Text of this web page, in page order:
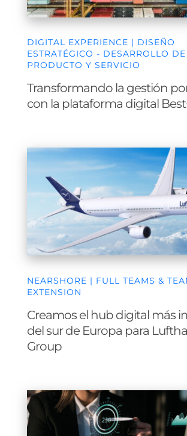
DIGITAL EXPERIENCE | DISEÑO
ESTRATÉGICO - DESARROLLO DE
PRODUCTO Y SERVICIO
Transformando la gestión
con la plataforma digital
NEARSHORE | FULL TEAMS &
EXTENSION
Creamos el hub digital más
del sur de Europa para
Group